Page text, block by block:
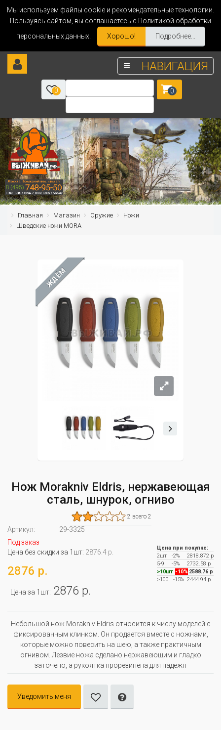
Мы используем файлы cookie и рекомендательные технологии.
Пользуясь сайтом, вы соглашаетесь с Политикой обработки
персональных данных.
Хорошо! Подробнее...
НАВИГАЦИЯ
0 0
Главная Магазин Оружие
Ножи
Шведские ножи MORA
ЖДЁМ
Нож Morakniv Eldris, нержавеющая
сталь, шнурок, огниво
2 всего 2
Артикул:
29-3325
Под заказ
Цена без скидки за 1шт: 2876.4 р.
2876 р.
Цена за 1шт: 2876 р.
Цена при покупке:
2шт
-2%
2818.872 р
5-9
-5%
2732.58 р
>10шт -10% 2588.76 р
>100
-15% 2444.94 р
Небольшой нож Morakniv Eldris относится к числу моделей с
фиксированным клинком. Он продается вместе с ножнами,
которые можно повесить на шею, а также практичным
огнивом. Лезвие ножа сделано нержавеющим и гладко
заточено, а рукоятка прорезинена для надежн
Уведомить меня